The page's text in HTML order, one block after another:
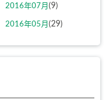
2016年07月 (9)
2016年05月 (29)